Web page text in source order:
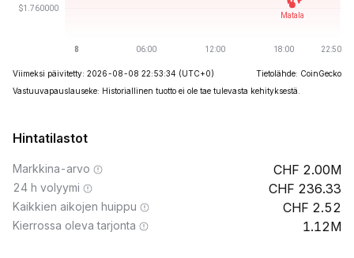
Viimeksi päivitetty: 2026-08-08 22:53:34 (UTC+0)
Tietolähde: CoinGecko
Vastuuvapauslauseke: Historiallinen tuotto ei ole tae tulevasta kehityksestä.
Hintatilastot
Markkina-arvo 2.00M
24 h volyymi 236.33
Kaikkien aikojen huippu 2.52
Kierrossa oleva tarjonta 1.12M